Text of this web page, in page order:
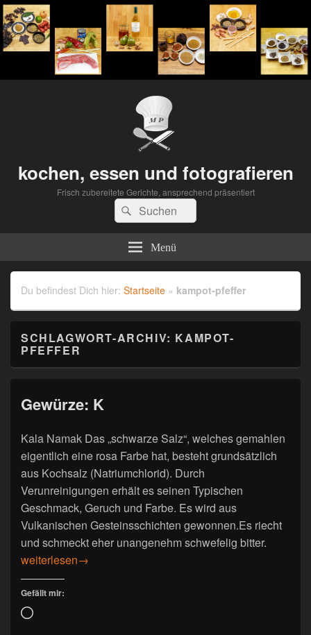
kochen, essen und fotografieren
Frisch zubereitete Gerichte, ansprechend präsentiert
Suchen
nach:
Suchen
Menü
Du befindest Dich hier: Startseite » kampot-pfeffer
SCHLAGWORT-ARCHIV: KAMPOT-
PFEFFER
Gewürze: K
Kala Namak Das „schwarze Salz“, welches gemahlen
eigentlich eine rosa Farbe hat, besteht grundsätzlich
aus Kochsalz (Natriumchlorid). Durch
Verunreinigungen erhält es seinen Typischen
Geschmack, Geruch und Farbe. Es wird aus
Vulkanischen Gesteinsschichten gewonnen.Es riecht
und schmeckt eher unangenehm schwefelig bitter.
Gewürze: K
weiterlesen→
Gefällt mir:
Wird